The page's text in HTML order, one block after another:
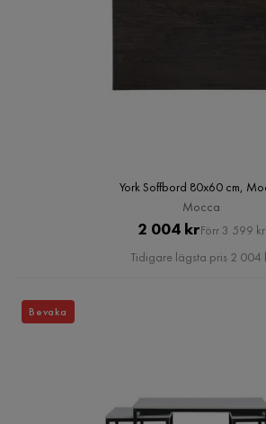
York Soffbord 80x60 cm,
Mocca
Pris
2 004 krOriginal
Pris
Förr 3 599 kr
Tidigare lägsta pris 2 004
Bevaka